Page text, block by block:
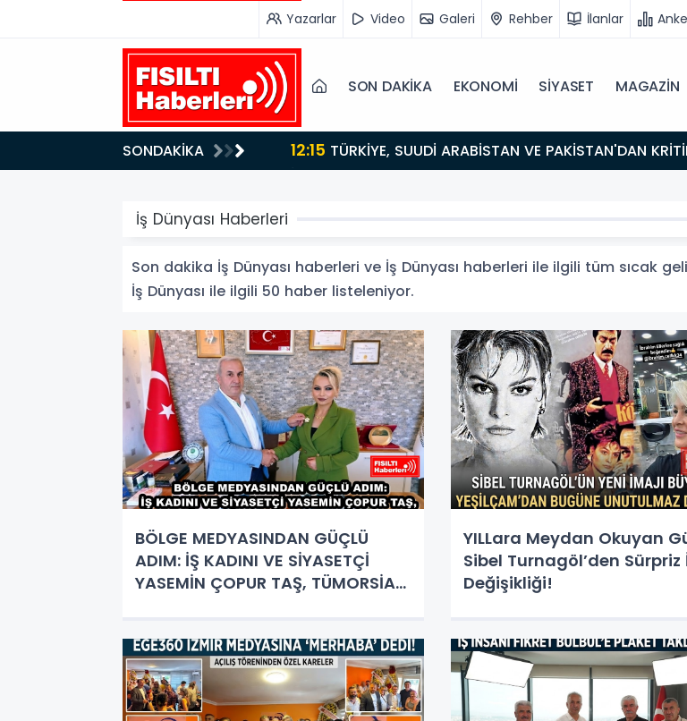
Yazarlar Video Galeri Rehber İlanlar
SON DAKİKA EKONOMİ SİYASET MAGAZİN
SONDAKİKA 12:15
İMZALANDI!
İş Dünyası Haberleri
Son dakika İş Dünyası haberleri ve İş Dünyası haberleri ile ilgili tüm sıcak
İş Dünyası ile ilgili 50 haber listeleniyor.
BÖLGE MEDYASINDAN GÜÇLÜ
ADIM: İŞ KADINI VE SİYASETÇİ
YASEMİN ÇOPUR TAŞ, TÜMORSİAD
YILLara Meydan Okuyan
Sibel Turnagöl’den
Değişikliği!